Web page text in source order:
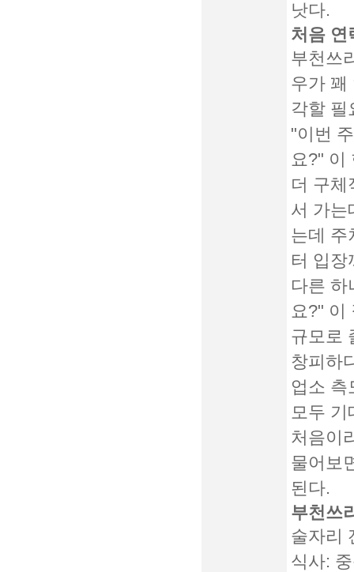
낫다.
처음 연
부천쓰
우가 꽤
각할 필
"이번
요?" 이
더 구체
서 가는
는데 주
터 입장
다른 하
요?" 이
규모로
창피하
업소 측
모두 기
처음이
물어보
된다.
부천쓰
술자리
식사: